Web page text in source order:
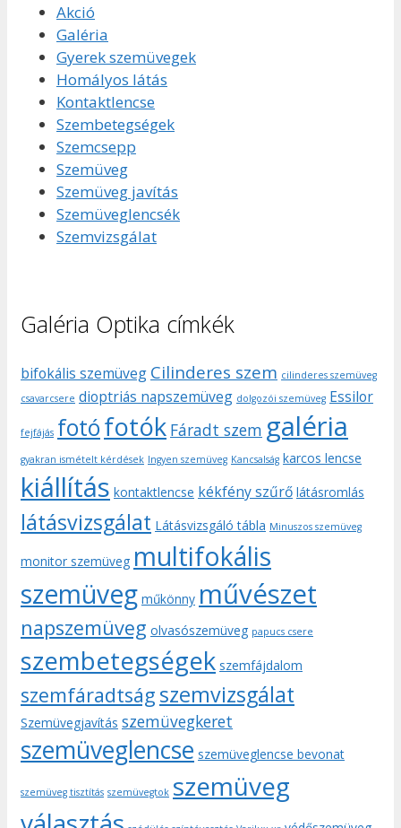
Akció
Galéria
Gyerek szemüvegek
Homályos látás
Kontaktlencse
Szembetegségek
Szemcsepp
Szemüveg
Szemüveg javítás
Szemüveglencsék
Szemvizsgálat
Galéria Optika címkék
bifokális szemüveg Cilinderes szem cilinderes szemüveg
csavarcsere dioptriás napszemüveg dolgozói szemüveg Essilor
fejfájás fotófotók Fáradt szem galéria
gyakran ismételt kérdések Ingyen szemüveg Kancsalság karcos lencse
kiállítás kontaktlencse kékfény szűrő látásromlás
látásvizsgálat Látásvizsgáló tábla Minuszos szemüveg
monitor szemüveg multifokális
szemüveg műkönny művészet
napszemüveg olvasószemüveg papucs csere
szembetegségek szemfájdalom
szemfáradtság szemvizsgálat
Szemüvegjavítás szemüvegkeret
szemüveglencse szemüveglencse bevonat
szemüveg tisztítás szemüvegtok szemüveg